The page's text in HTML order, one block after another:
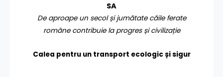
SA
De aproape un secol și jumătate căile ferate
române contribuie la progres și civilizație
Calea pentru un transport ecologic și sigur